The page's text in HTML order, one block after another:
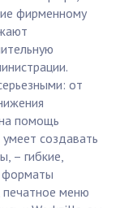
фирменному
от
помощь
создавать
– гибкие,
форматы
меню